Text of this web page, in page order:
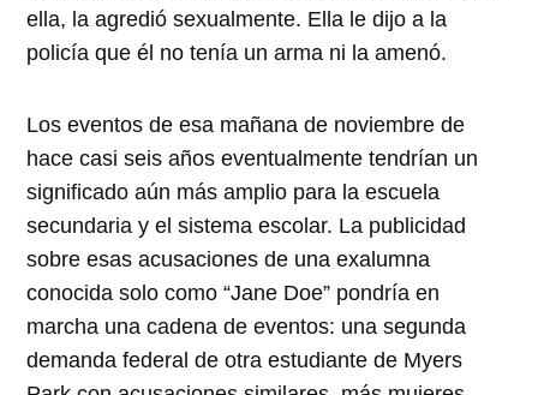
ella, la agredió sexualmente. Ella le dijo a la
policía que él no tenía un arma ni la amenó.
Los eventos de esa mañana de noviembre de
hace casi seis años eventualmente tendrían un
significado aún más amplio para la escuela
secundaria y el sistema escolar. La publicidad
sobre esas acusaciones de una exalumna
conocida solo como “Jane Doe” pondría en
marcha una cadena de eventos: una segunda
demanda federal de otra estudiante de Myers